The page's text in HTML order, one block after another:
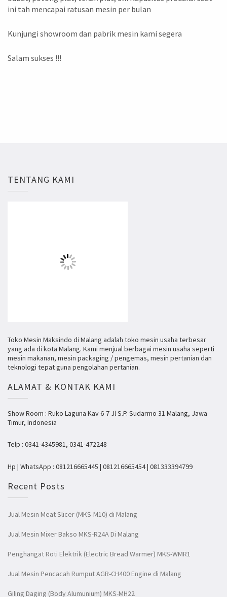
ini tah mencapai ratusan mesin per bulan
Kunjungi showroom dan pabrik mesin kami segera
Salam sukses !!!
TENTANG KAMI
Toko Mesin Maksindo di Malang adalah toko mesin usaha terbesar
yang ada di kota Malang. Kami menjual berbagai mesin usaha seperti
mesin makanan, mesin packaging / pengemas, mesin pertanian dan
teknologi tepat guna pengolahan pertanian.
ALAMAT & KONTAK KAMI
Show Room : Ruko Laguna Kav 6-7 Jl S.P. Sudarmo 31 Malang, Jawa
Timur, Indonesia
Telp : 0341-4345981, 0341-472248
Hp | WhatsApp : 081216665445 | 081216665454 | 081333394799
Recent Posts
Jual Mesin Meat Slicer (MKS-M10) di Malang
Jual Mesin Mixer Bakso MKS-R24A Di Malang
Penghangat Roti Elektrik (Electric Bread Warmer) MKS-WMR1
Jual Mesin Pencacah Rumput AGR-CH400 Engine di Malang
Giling Daging (Body Alumunium) MKS-MH22